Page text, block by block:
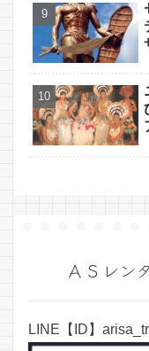
ＡＳレン
LINE【ID】